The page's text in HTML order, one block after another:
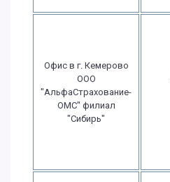
Офис в г. Кемерово
ООО
"АльфаСтрахование-
ОМС" филиал
"Сибирь"